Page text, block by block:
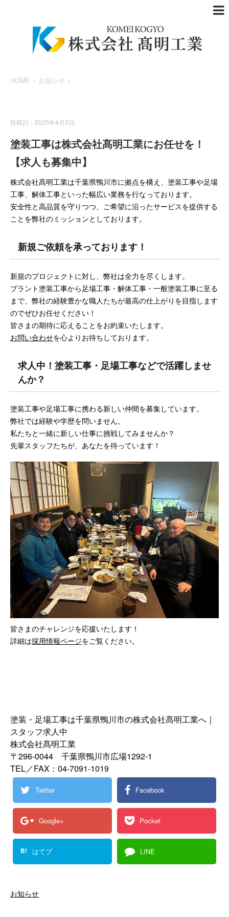
HOME > お知らせ >
投稿日：2025年4月3日
塗装工事は株式会社髙明工業にお任せを！
【求人も募集中】
株式会社髙明工業は千葉県鴨川市に拠点を構え、塗装工事や足場
工事、解体工事といった幅広い業務を行なっております。
安全性と高品質を守りつつ、ご希望に沿ったサービスを提供する
ことを弊社のミッションとしております。
新規ご依頼を承っております！
新規のプロジェクトに対し、弊社は全力を尽くします。
プラント塗装工事から足場工事・解体工事・一般塗装工事に至る
まで、弊社の経験豊かな職人たちが最高の仕上がりを目指します
のでぜひお任せください！
皆さまの期待に応えることをお約束いたします。
お問い合わせを心よりお待ちしております。
求人中！塗装工事・足場工事などで活躍しませ
んか？
塗装工事や足場工事に携わる新しい仲間を募集しています。
弊社では経験や学歴を問いません。
私たちと一緒に新しい仕事に挑戦してみませんか？
先輩スタッフたちが、あなたを待っています！
皆さまのチャレンジを応援いたします！
詳細は採用情報ページをご覧ください。
塗装・足場工事は千葉県鴨川市の株式会社髙明工業へ｜
スタッフ求人中
株式会社髙明工業
〒296-0044 千葉県鴨川市広場1292-1
TEL／FAX：04-7091-1019
Twitter Facebook
Google+ Pocket
B! はてブ LINE
お知らせ